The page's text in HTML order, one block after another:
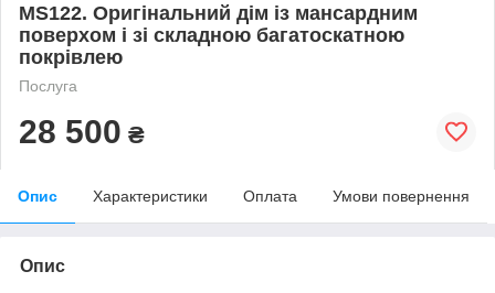
MS122. Оригінальний дім із мансардним
поверхом і зі складною багатоскатною
покрівлею
Послуга
28 500 ₴
Опис Характеристики Оплата Умови повернення
Опис